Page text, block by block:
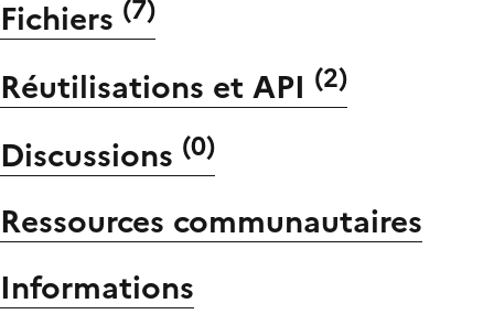
Fichiers (7)
Réutilisations et API (2)
Discussions (0)
Ressources communautaires
Informations